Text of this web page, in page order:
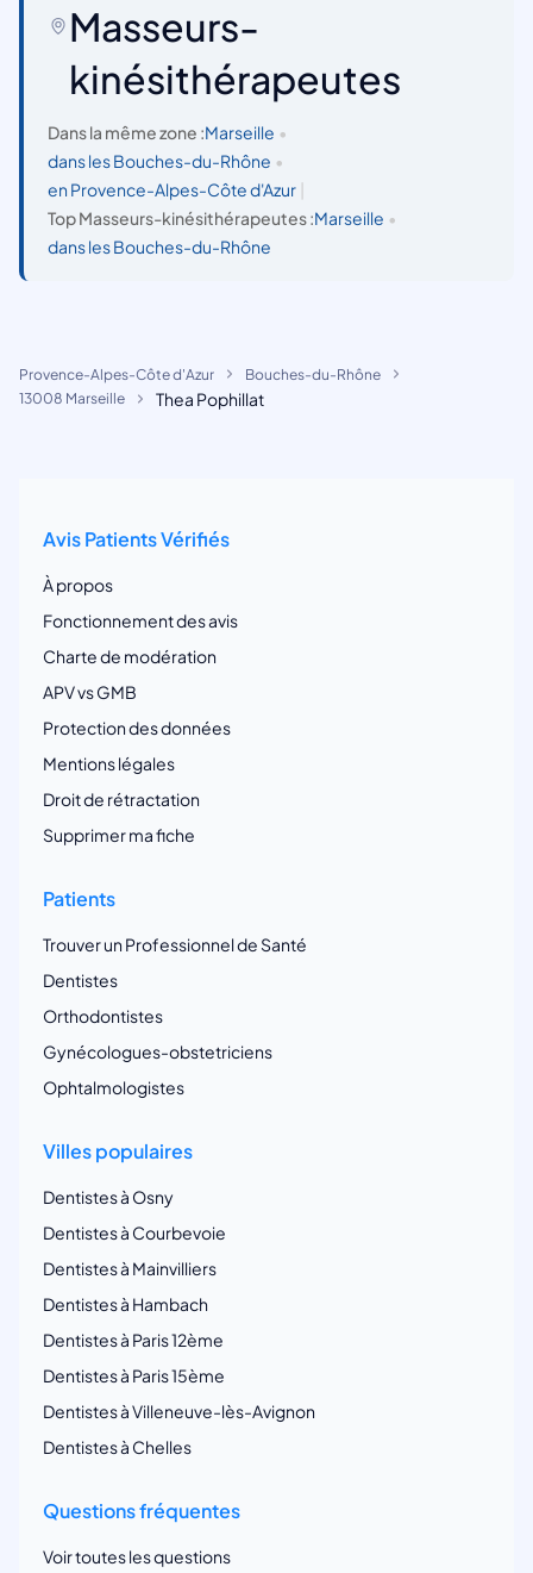
Masseurs-
kinésithérapeutes
Dans la même zone :Marseille •
dans les Bouches-du-Rhône •
en Provence-Alpes-Côte d'Azur
Top Masseurs-kinésithérapeutes :Marseille •
dans les Bouches-du-Rhône
Provence-Alpes-Côte d'Azur
Bouches-du-Rhône
13008 Marseille
Thea Pophillat
Avis Patients Vérifiés
À propos
Fonctionnement des avis
Charte de modération
APV vs GMB
Protection des données
Mentions légales
Droit de rétractation
Supprimer ma fiche
Patients
Trouver un Professionnel de Santé
Dentistes
Orthodontistes
Gynécologues-obstetriciens
Ophtalmologistes
Villes populaires
Dentistes à Osny
Dentistes à Courbevoie
Dentistes à Mainvilliers
Dentistes à Hambach
Dentistes à Paris 12ème
Dentistes à Paris 15ème
Dentistes à Villeneuve-lès-Avignon
Dentistes à Chelles
Questions fréquentes
Voir toutes les questions